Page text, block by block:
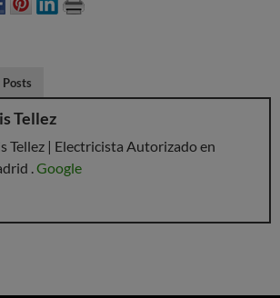
Tellez
Tellez | Electricista Autorizado en
.Google